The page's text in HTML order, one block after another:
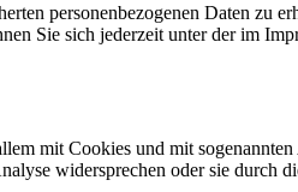
personenbezogenen Daten zu
Sie sich jederzeit unter der im
mit Cookies und mit
widersprechen oder sie durch